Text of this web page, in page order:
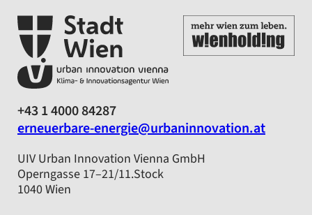
+43 1 4000 84287
erneuerbare-energie@urbaninnovation.at
UIV Urban Innovation Vienna GmbH
Operngasse 17–21/11.Stock
1040 Wien